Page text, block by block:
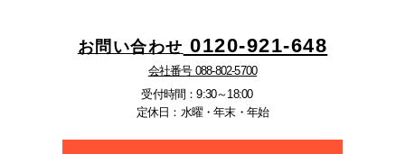
お問い合わせ 0120-921-648
会社番号 088-802-5700
受付時間：9:30～18:00
定休日：水曜・年末・年始